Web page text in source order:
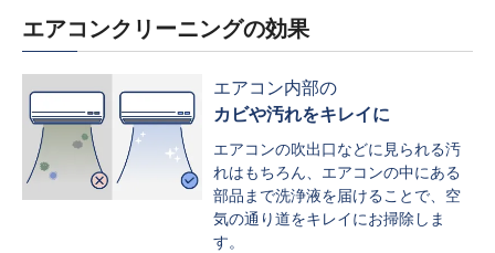
エアコンクリーニングの効果
エアコン内部の
カビや汚れをキレイに
エアコンの吹出口などに見られる汚
れはもちろん、エアコンの中にある
部品まで洗浄液を届けることで、空
気の通り道をキレイにお掃除しま
す。